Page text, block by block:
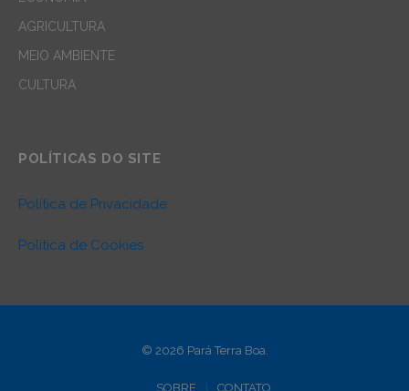
AGRICULTURA
MEIO AMBIENTE
CULTURA
POLÍTICAS DO SITE
Política de Privacidade
Política de Cookies
© 2026 Pará Terra Boa.
SOBRE CONTATO